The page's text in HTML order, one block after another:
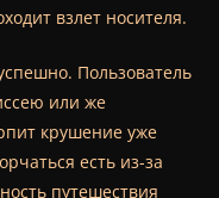
взлет носителя.
Пользователь
или же
крушение уже
есть из-за
путешествия